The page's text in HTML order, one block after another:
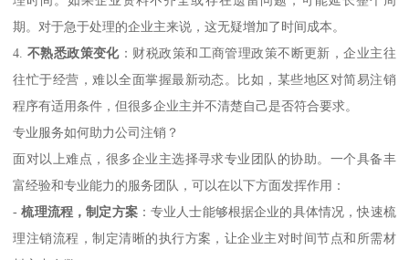
期。对于急于处理的企业主来说，这无疑增加了时间成本。
4. 不熟悉政策变化：财税政策和工商管理政策不断更新，企业主往
往忙于经营，难以全面掌握最新动态。比如，某些地区对简易注销
程序有适用条件，但很多企业主并不清楚自己是否符合要求。
专业服务如何助力公司注销？
面对以上难点，很多企业主选择寻求专业团队的协助。一个具备丰
富经验和专业能力的服务团队，可以在以下方面发挥作用：
-梳理流程，制定方案：专业人士能够根据企业的具体情况，快速梳
理注销流程，制定清晰的执行方案，让企业主对时间节点和所需材